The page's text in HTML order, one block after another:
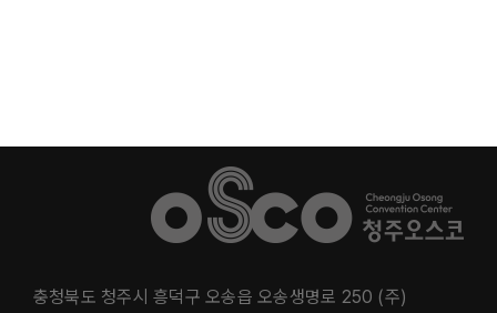
충청북도 청주시 흥덕구 오송읍 오송생명로 250 (주)